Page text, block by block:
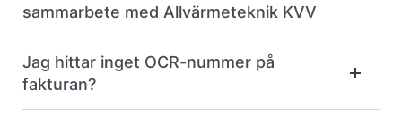
sammarbete med Allvärmeteknik KVV
Jag hittar inget OCR-nummer på
fakturan?